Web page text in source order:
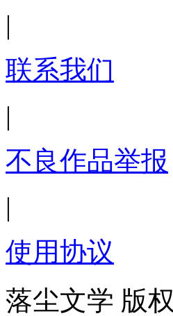
|
联系我们
|
不良作品举报
|
使用协议
落尘文学 版